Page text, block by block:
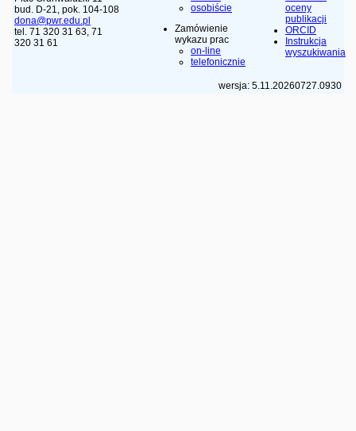
bud. D-21, pok. 104-108
dona@pwr.edu.pl
tel. 71 320 31 63, 71
320 31 61
osobiście
Zamówienie
wykazu prac
on-line
telefonicznie
oceny
publikacji
ORCID
Instrukcja
wyszukiwania
wersja: 5.11.20260727.0930